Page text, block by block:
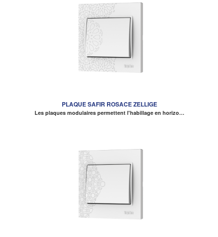
PLAQUE SAFIR ROSACE ZELLIGE
Les plaques modulaires permettent l'habillage en horizo…